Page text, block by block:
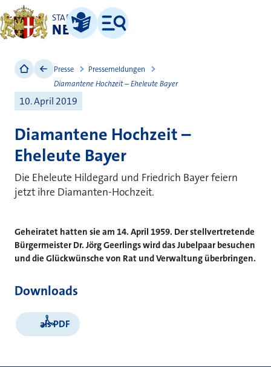
STADT
NEUSS
Leichte Sprache
Menü
Presse
Pressemeldungen
Diamantene Hochzeit – Eheleute Bayer
10. April 2019
Diamantene Hochzeit –
Eheleute Bayer
Die Eheleute Hildegard und Friedrich Bayer feiern
jetzt ihre Diamanten-Hochzeit.
Geheiratet hatten sie am 14. April 1959. Der stellvertretende
Bürgermeister Dr. Jörg Geerlings wird das Jubelpaar besuchen
und die Glückwünsche von Rat und Verwaltung überbringen.
Downloads
als PDF